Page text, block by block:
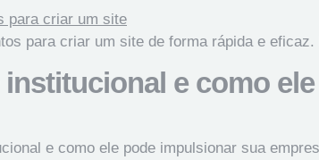
para criar um site de forma rápida e
institucional e como
e como ele pode impulsionar sua